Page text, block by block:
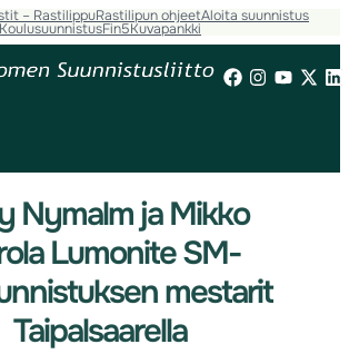
– RastilippuRastilipun ohjeetAloita suunnistus
KoulusuunnistusFin5Kuvapankki
Nymalm ja Mikko
Lumonite SM-
mestarit
Taipalsaarella